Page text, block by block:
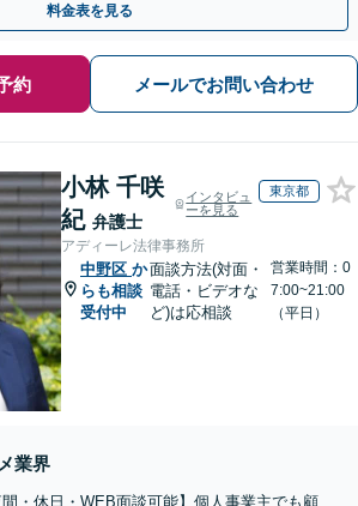
料金表を見る
約 メールでお問い合わせ
小林 千咲
紀 弁護士
インタビュ
ーを見る
東京都
アディーレ法律事務所
中野区 か
らも相談
受付中
面談方法(対面・
電話・ビデオな
ど)は応相談
営業時間：0
7:00~21:00
（平日）
業界
間・休日・WEB面談可能】個人事業主でも顧